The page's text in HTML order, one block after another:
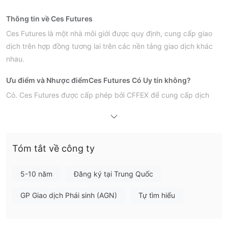
Thông tin về Ces Futures
Ces Futures là một nhà môi giới được quy định, cung cấp giao
dịch trên hợp đồng tương lai trên các nền tảng giao dịch khác
nhau.
Ưu điểm và Nhược điểmCes Futures Có Uy tín không?
Có. Ces Futures được cấp phép bởi CFFEX để cung cấp dịch
Ces Futures cung cấp giao dịch trên hợp đồng tương lai.
Nhà môi giới chưa cung cấp rõ ràng các loại tài khoản mà họ
cung cấp. Khách hàng có thể mở tài khoản demo để bắt đầu
Tóm tắt về công ty
5-10 năm Đăng ký tại Trung Quốc
GP Giao dịch Phái sinh (AGN) Tự tìm hiểu